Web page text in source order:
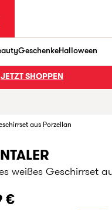
GeschenkeHalloween
JETZT SHOPPEN
aus Porzellan
weißes Geschirrset
€